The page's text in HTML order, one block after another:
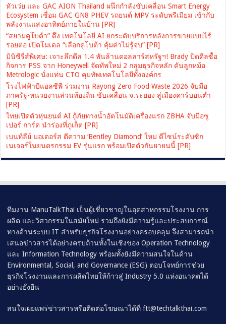
หัวเว่ย และ GAC AION Thailand ผนึกกำลังขับเคลื่อน Smart Energy
Ecosystem เชื่อม GAC GN8 PHEV รถยนต์ MPV ระดับพรีเมียม เข้ากับ
พลังงานแสงอาทิตย์ภายในบ้าน [PR]
“สยามคูโบต้า” ดึง เทคโนโลยี AI ยกระดับบริการหลังการขายแบบไร้
รอยต่อ เปิดโมเดล “เลือกคูโบต้า คุ้มค่าไม่รู้จบ” [PR]
มินิซีรี่ส์พิเศษ: เจาะลึกดีล 1.4 พันล้านดอลลาร์สหรัฐฯ! Brady ปิดดีลซื้อ
กิจการ PSS จาก Honeywell จัดทัพใหม่ 2 กลุ่มธุรกิจหลัก ดันลูกหม้อ
Metrologic นั่งแท่น CTO คุมทัพเทคโนโลยีทั้งองค์กร
โรงไฟฟ้าบีแอลซีพี ร่วมงาน Rayong Zero Food Waste 2026 จับมือ
ภาครัฐ-หน่วยงานส่วนท้องถิ่น ขับเคลื่อน จ.ระยอง สู่เมืองคาร์บอนต่ำ
[PR]
ไทยเปิดตัวหุ่นยนต์ AI กู้ภัยทางน้ำอัตโนมัติเครื่องแรก ZBHA จับมือซู
เปอร์ การ์ด นำร่องที่ภูเก็ต [PR]
เบนท์ลีย์ มอเตอร์ส ตีความ ‘Bentley Diamond’ ใหม่ ดีไซน์ระดับซิก
เนเจอร์ในยนตรกรรม EV รุ่นแรก พร้อมเปิดตัวกันยายนนี้ [PR]
ทีมงาน ManuTalkThai เป็นผู้เชี่ยวชาญในอุตสาหกรรมโรงงาน การ
ผลิต และวิศวกรรมในสมัยใหม่ รวมถึงยังมีความรู้และประสบการณ์
ทางด้านระบบ IT สำหรับธุรกิจโรงงานอย่างครอบคลุม จึงสามารถนำ
เสนอข่าวสารได้อย่างครบถ้วนทั้งในเชิงของ Operation Technology
และ Information Technology พร้อมทั้งยังมีความสนใจในด้าน
Environmental, Social, and Governance (ESG) ตอบโจทย์การช่วย
ธุรกิจโรงงานและการผลิตไทยให้ก้าวสู่ Industry 5.0 แห่งอนาคตได้
อย่างยั่งยืน
สนใจเผยแพร่ข่าวสารหรือติดต่อโฆษณาได้ที่ftt@techtalkthai.com